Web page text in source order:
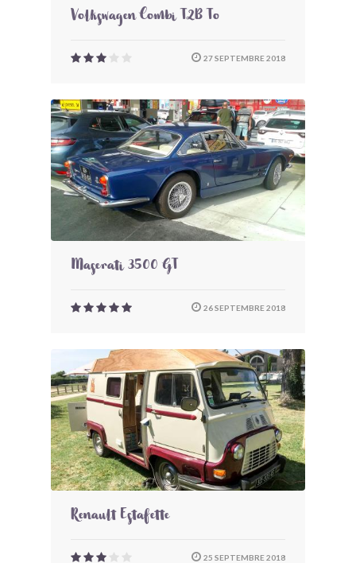
Volkswagen Combi T2B To
27 SEPTEMBRE 2018
Maserati 3500 GT
26 SEPTEMBRE 2018
Renault Estafette
25 SEPTEMBRE 2018